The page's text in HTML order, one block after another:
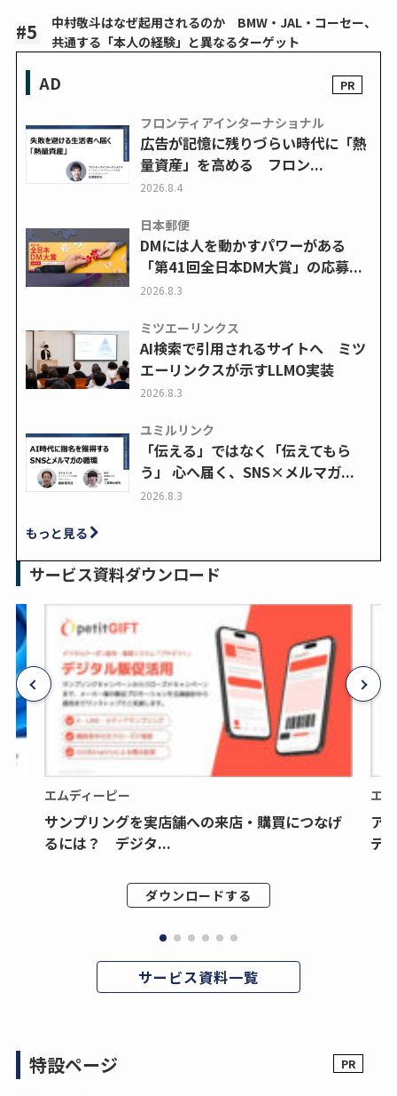
中村敬斗はなぜ起用されるのか BMW・JAL・コーセー、
共通する「本人の経験」と異なるターゲット
AD
フロンティアインターナショナル
広告が記憶に残りづらい時代に「熱
量資産」を高める フロン...
2026.8.4
日本郵便
DMには人を動かすパワーがある
「第41回全日本DM大賞」の応募...
2026.8.3
ミツエーリンクス
AI検索で引用されるサイトへ ミツ
エーリンクスが示すLLMO実装
2026.8.3
ユミルリンク
「伝える」ではなく「伝えてもら
う」 心へ届く、SNS×メルマガ...
2026.8.3
もっと見る
サービス資料ダウンロード
エムディーピー
サンプリングを実店舗への来店・購買につなげ
るには？ デジタ...
ダウンロードする
エ
ア
デ
サービス資料一覧
特設ページ